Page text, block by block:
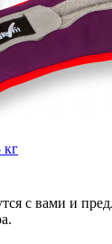
кг
с вами и